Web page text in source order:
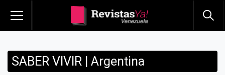
SABER VIVIR | Argentina